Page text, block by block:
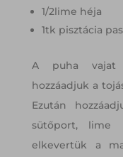
1/2lime héja
1tk pisztácia
A puha vajat
hozzáadjuk a
Ezután
sütőport, lime
elkevertük a